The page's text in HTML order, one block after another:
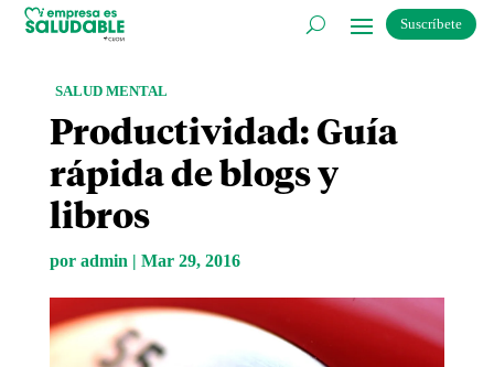
Suscríbete
SALUD MENTAL
Productividad: Guía
rápida de blogs y
libros
por admin | Mar 29, 2016